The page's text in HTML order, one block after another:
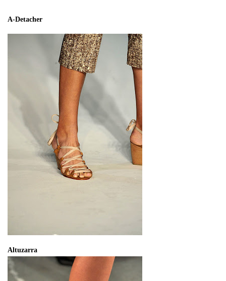
A-Detacher
Altuzarra